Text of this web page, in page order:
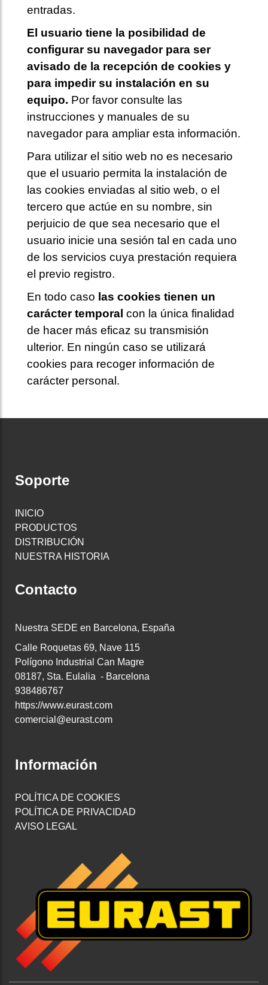
entradas.
El usuario tiene la posibilidad de
configurar su navegador para ser
avisado de la recepción de cookies y
para impedir su instalación en su
equipo. Por favor consulte las
instrucciones y manuales de su
navegador para ampliar esta información.
Para utilizar el sitio web no es necesario
que el usuario permita la instalación de
las cookies enviadas al sitio web, o el
tercero que actúe en su nombre, sin
perjuicio de que sea necesario que el
usuario inicie una sesión tal en cada uno
de los servicios cuya prestación requiera
el previo registro.
En todo caso las cookies tienen un
carácter temporal con la única finalidad
de hacer más eficaz su transmisión
ulterior. En ningún caso se utilizará
cookies para recoger información de
carácter personal.
Soporte
INICIO
PRODUCTOS
DISTRIBUCIÓN
NUESTRA HISTORIA
Contacto
Nuestra SEDE en Barcelona, España
Calle Roquetas 69, Nave 115
Polígono Industrial Can Magre
08187, Sta. Eulalia - Barcelona
938486767
https://www.eurast.com
comercial@eurast.com
Información
POLÍTICA DE COOKIES
POLÍTICA DE PRIVACIDAD
AVISO LEGAL